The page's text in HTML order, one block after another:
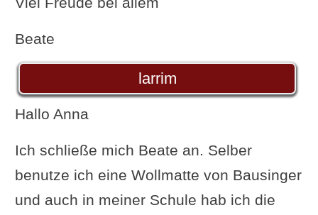
Beate
larrim
Hallo Anna
Ich schließe mich Beate an. Selber
benutze ich eine Wollmatte von Bausinger
und auch in meiner Schule hab ich die